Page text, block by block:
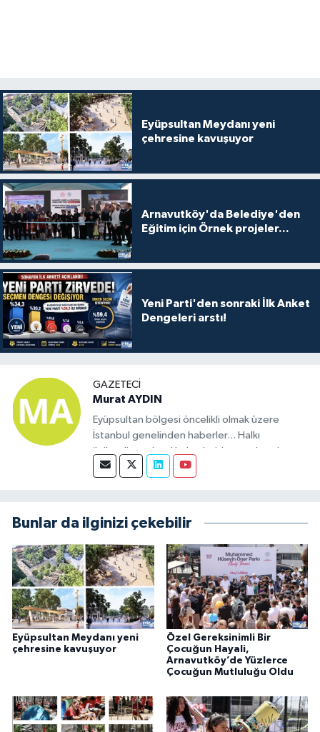
Eyüpsultan Meydanı yeni
çehresine kavuşuyor
Arnavutköy'da Belediye'den
Eğitim için Örnek projeler...
Yeni Parti'den sonraki İlk Anket
Dengeleri arstı!
GAZETECI
Murat AYDIN
Eyüpsultan bölgesi öncelikli olmak üzere
İstanbul genelinden haberler... Halkı
ilgilendiren ulusal haberleride yayınlamak
üzere kurulmuş bir sitedir. Eyüp bölgesinde
Bunlar da ilginizi çekebilir
Eyüpsultan Meydanı yeni
çehresine kavuşuyor
Özel Gereksinimli Bir
Çocuğun Hayali,
Arnavutköy’de Yüzlerce
Çocuğun Mutluluğu Oldu